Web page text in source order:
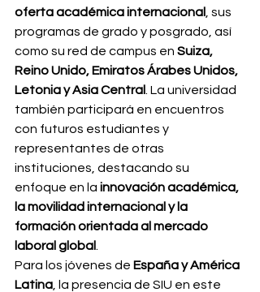
oferta académica internacional
, sus
programas de grado y posgrado, así
como su red de campus en Suiza,
Reino Unido, Emiratos Árabes Unidos,
Letonia y Asia Central . La universidad
también participará en encuentros
con futuros estudiantes y
representantes de otras
instituciones, destacando su
enfoque en la innovación académica,
la movilidad internacional y la
formación orientada al mercado
laboral global
Para los jóvenes de España y América
Latina , la presencia de SIU en este